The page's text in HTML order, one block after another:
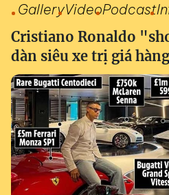
GalleryVideoPodcast
Cristiano Ronaldo
dàn siêu xe trị giá